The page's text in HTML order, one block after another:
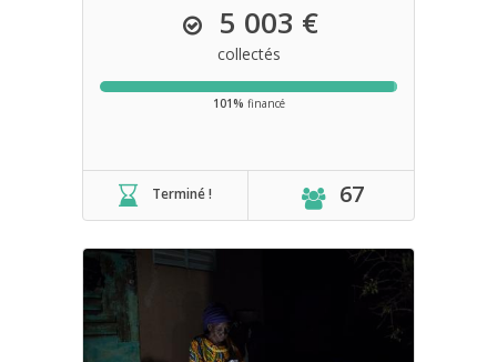
5 003 €
collectés
101% financé
Terminé ! 67